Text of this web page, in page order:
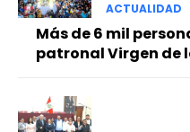
━
ACTUALIDAD
Más de 6 mil
patronal Virgen de